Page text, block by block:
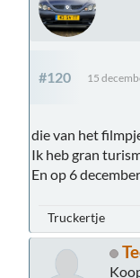
#120 15
die van het
Ik heb gran
En op 6
Truckertje